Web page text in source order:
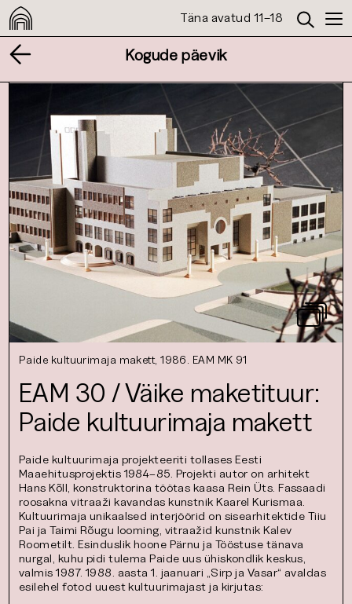
Täna avatud 11–18
Kogude päevik
Paide kultuurimaja makett, 1986. EAM MK 91
EAM 30 / Väike maketituur:
Paide kultuurimaja makett
Paide kultuurimaja projekteeriti tollases Eesti
Maaehitusprojektis 1984–85. Projekti autor on arhitekt
Hans Kõll, konstruktorina töötas kaasa Rein Üts. Fassaadi
roosakna vitraaži kavandas kunstnik Kaarel Kurismaa.
Kultuurimaja unikaalsed interjöörid on sisearhitektide Tiiu
Pai ja Taimi Rõugu looming, vitraažid kunstnik Kalev
Roometilt. Esinduslik hoone Pärnu ja Tööstuse tänava
nurgal, kuhu pidi tulema Paide uus ühiskondlik keskus,
valmis 1987. 1988. aasta 1. jaanuari „Sirp ja Vasar“ avaldas
esilehel fotod uuest kultuurimajast ja kirjutas: